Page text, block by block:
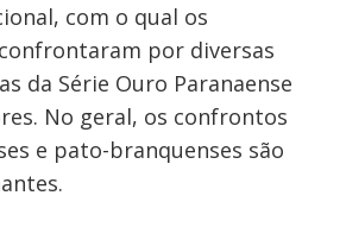
com o qual os
por diversas
da Série Ouro Paranaense
No geral, os confrontos
e pato-branquenses são